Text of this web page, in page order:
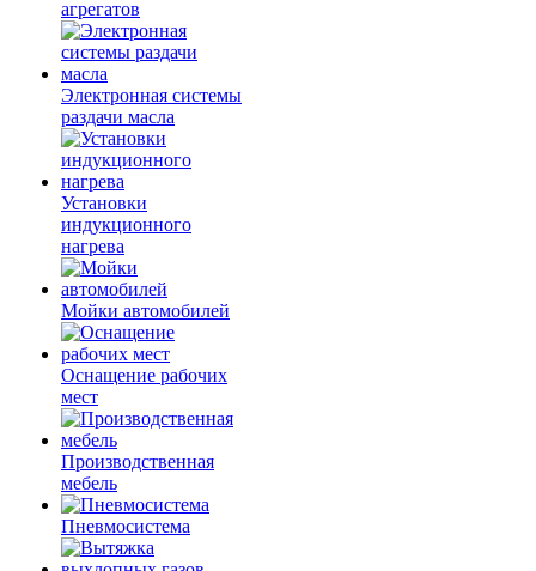
агрегатов
Электронная системы
раздачи масла
Установки
индукционного
нагрева
Мойки автомобилей
Оснащение рабочих
мест
Производственная
мебель
Пневмосистема